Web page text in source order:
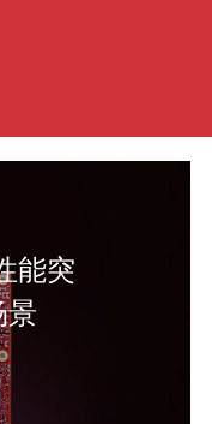
能突
景